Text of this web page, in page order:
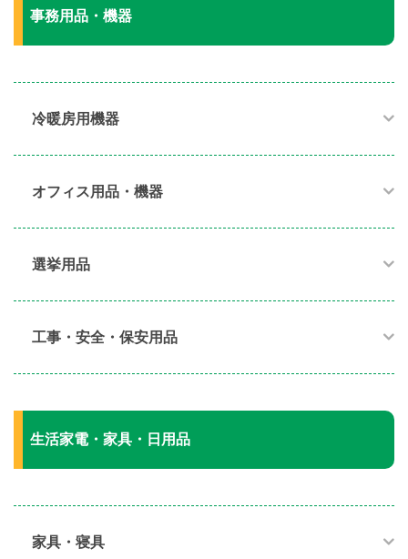
事務用品・機器
冷暖房用機器​
オフィス用品・機器​
選挙用品
工事・安全・保安用品
生活家電・家具・日用品
家具・寝具​